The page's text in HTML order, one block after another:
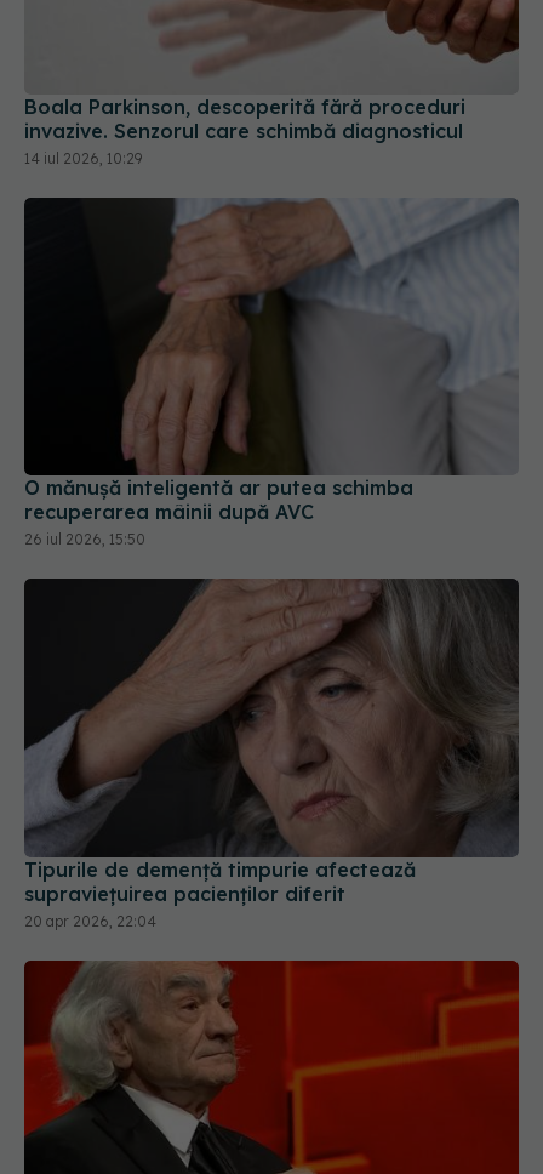
invazive. Senzorul care schimbă diagnosticul
O mănușă inteligentă ar putea schimba
recuperarea mâinii după AVC
26 iul 2026, 15:50
Tipurile de demență timpurie afectează
supraviețuirea pacienților diferit
20 apr 2026, 22:04
Cum crește rugăciunea imunitatea? Explicațiile
medicului Leon Dănăilă despre puterea credinței